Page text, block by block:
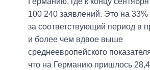
100 240 заявлений. Это на
за соответствующий период в
и более чем вдвое выше
среднеевропейского
что на Германию пришлось